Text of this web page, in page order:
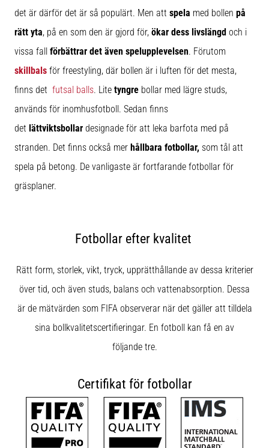
det är därför det är så populärt. Men att spela med bollen på
rätt yta, på en som den är gjord för, ökar dess livslängd och i
vissa fall förbättrar det även spelupplevelsen. Förutom
skillbals för freestyling, där bollen är i luften för det mesta,
finns det futsal balls. Lite tyngre bollar med lägre studs,
används för inomhusfotboll. Sedan finns
det lättviktsbollar designade för att leka barfota med på
stranden. Det finns också mer hållbara fotbollar, som tål att
spela på betong. De vanligaste är fortfarande fotbollar för
gräsplaner.
Fotbollar efter kvalitet
Rätt form, storlek, vikt, tryck, upprätthållande av dessa kriterier
över tid, och även studs, balans och vattenabsorption. Dessa
är de mätvärden som FIFA observerar när det gäller att tilldela
sina bollkvalitetscertifieringar. En fotboll kan få en av
följande tre.
Certifikat för fotbollar